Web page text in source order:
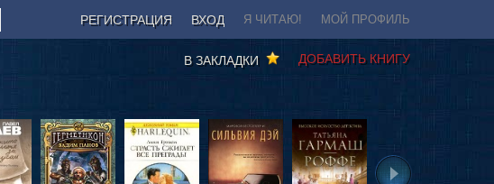
РЕГИСТРАЦИЯ ВХОД Я ЧИТАЮ! МОЙ ПРОФИЛЬ
ДОБАВИТЬ КНИГУ
В ЗАКЛАДКИ